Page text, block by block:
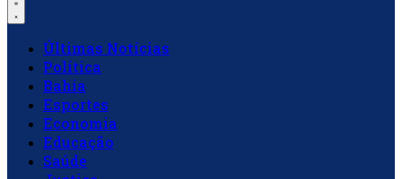
Últimas Notícias
Política
Bahia
Esportes
Economia
Educação
Saúde